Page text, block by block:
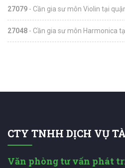
27079 - Cần gia sư môn Violin tại
27048 - Cần gia sư môn Harmonica
CTY TNHH DỊCH VỤ
Văn phòng tư vấn phát